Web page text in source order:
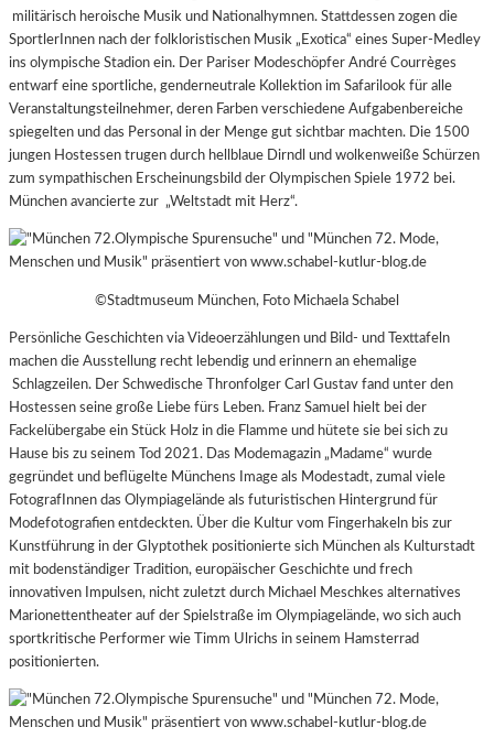
militärisch heroische Musik und Nationalhymnen. Stattdessen zogen die
SportlerInnen nach der folkloristischen Musik „Exotica“ eines Super-Medley
ins olympische Stadion ein. Der Pariser Modeschöpfer André Courrèges
entwarf eine sportliche, genderneutrale Kollektion im Safarilook für alle
Veranstaltungsteilnehmer, deren Farben verschiedene Aufgabenbereiche
spiegelten und das Personal in der Menge gut sichtbar machten. Die 1500
jungen Hostessen trugen durch hellblaue Dirndl und wolkenweiße Schürzen
zum sympathischen Erscheinungsbild der Olympischen Spiele 1972 bei.
München avancierte zur „Weltstadt mit Herz“.
©Stadtmuseum München, Foto Michaela Schabel
Persönliche Geschichten via Videoerzählungen und Bild- und Texttafeln
machen die Ausstellung recht lebendig und erinnern an ehemalige
Schlagzeilen. Der Schwedische Thronfolger Carl Gustav fand unter den
Hostessen seine große Liebe fürs Leben. Franz Samuel hielt bei der
Fackelübergabe ein Stück Holz in die Flamme und hütete sie bei sich zu
Hause bis zu seinem Tod 2021. Das Modemagazin „Madame“ wurde
gegründet und beflügelte Münchens Image als Modestadt, zumal viele
FotografInnen das Olympiagelände als futuristischen Hintergrund für
Modefotografien entdeckten. Über die Kultur vom Fingerhakeln bis zur
Kunstführung in der Glyptothek positionierte sich München als Kulturstadt
mit bodenständiger Tradition, europäischer Geschichte und frech
innovativen Impulsen, nicht zuletzt durch Michael Meschkes alternatives
Marionettentheater auf der Spielstraße im Olympiagelände, wo sich auch
sportkritische Performer wie Timm Ulrichs in seinem Hamsterrad
positionierten.